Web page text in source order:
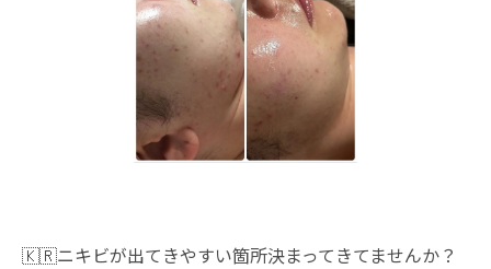
🇰🇷ニキビが出てきやすい箇所決まってきてませんか？